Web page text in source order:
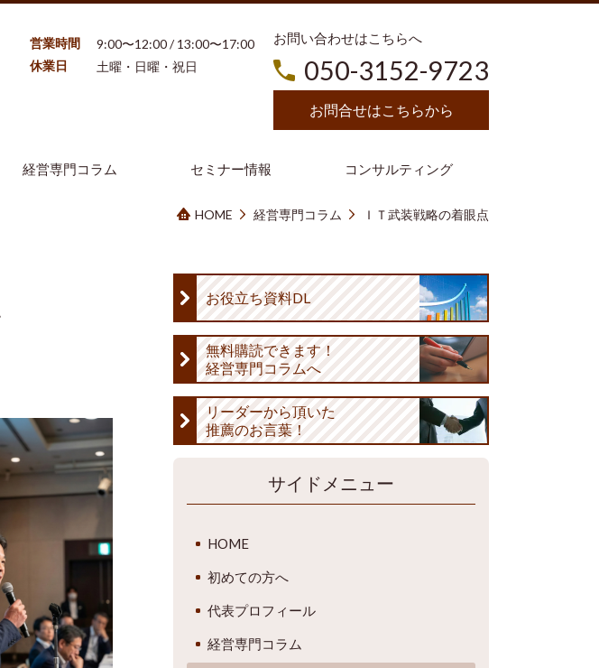
営業時間
9:00〜12:00 / 13:00〜17:00
休業日
土曜・日曜・祝日
お問い合わせはこちらへ
050-3152-9723
お問合せはこちらから
経営専門コラム セミナー情報 コンサルティング
HOME 経営専門コラム ＩＴ武装戦略の着眼点
お役立ち資料DL
無料購読できます！
経営専門コラムへ
リーダーから頂いた
推薦のお言葉！
サイドメニュー
HOME
初めての方へ
代表プロフィール
経営専門コラム